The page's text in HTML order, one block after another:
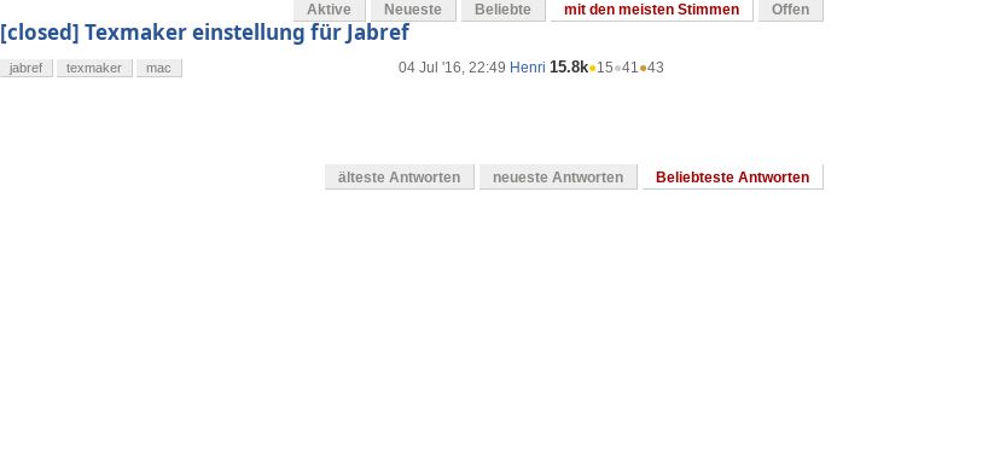
Aktive Neueste Beliebte mit den meisten Stimmen Offen
[closed] Texmaker einstellung für Jabref
04 Jul '16, 22:49 Henri 15.8k●15●41●43
jabref texmaker mac
älteste Antworten neueste Antworten Beliebteste Antworten